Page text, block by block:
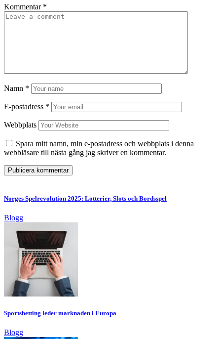
Kommentar *
Namn *
E-postadress *
Webbplats
Spara mitt namn, min e-postadress och webbplats i denna
webbläsare till nästa gång jag skriver en kommentar.
Norges Spelrevolution 2025: Lotterier, Slots och Bordsspel
Blogg
Sportsbetting leder marknaden i Europa
Blogg